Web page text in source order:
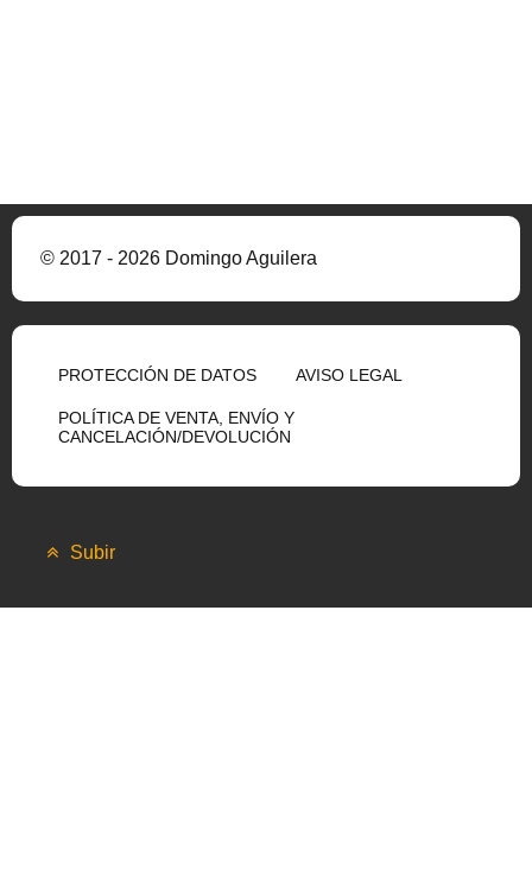
© 2017 - 2026 Domingo Aguilera
PROTECCIÓN DE DATOS AVISO LEGAL
POLÍTICA DE VENTA, ENVÍO Y
CANCELACIÓN/DEVOLUCIÓN
Subir